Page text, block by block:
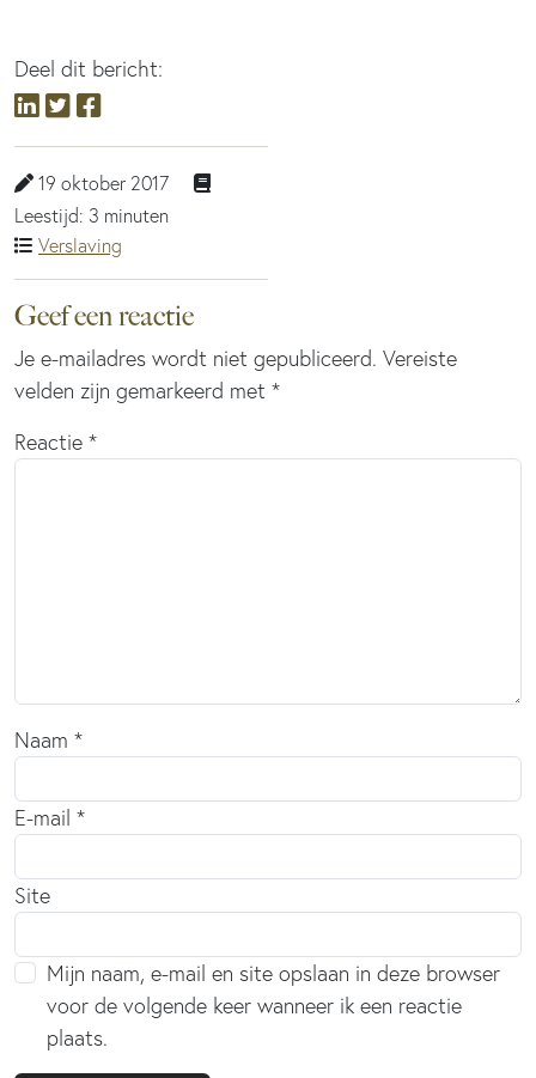
Deel dit bericht:
19 oktober 2017
Leestijd: 3 minuten
Verslaving
Geef een reactie
Je e-mailadres wordt niet gepubliceerd. Vereiste
velden zijn gemarkeerd met *
Reactie *
Naam *
E-mail *
Site
Mijn naam, e-mail en site opslaan in deze browser
voor de volgende keer wanneer ik een reactie
plaats.